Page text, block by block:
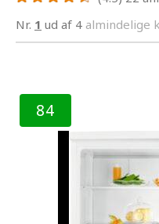
Nr. 1 ud af 4 almindelige
84